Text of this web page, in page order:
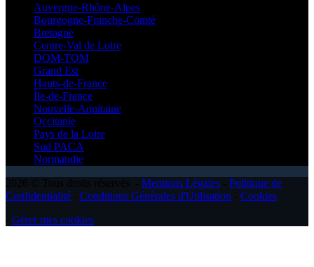
Auvergne-Rhône-Alpes
Bourgogne-Franche-Comté
Bretagne
Centre-Val de Loire
DOM-TOM
Grand Est
Hauts-de-France
Île-de-France
Nouvelle-Aquitaine
Occitanie
Pays de la Loire
Sud PACA
Normandie
Mentions Légales
Politique de
Confidentialité
Conditions Générales d'Utilisation
Cookies
Gérer mes cookies